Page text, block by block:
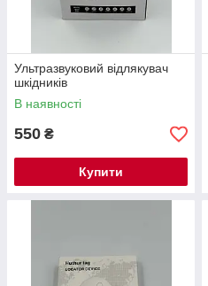
Ультразвуковий відлякувач
шкідників
В наявності
550 ₴
Купити